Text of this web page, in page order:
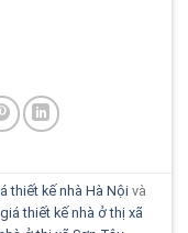
thiết kế nhà Hà Nội và
thiết kế nhà ở thị xã